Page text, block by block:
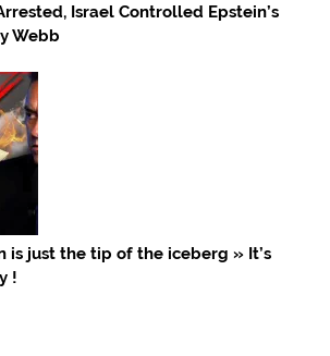
Israel Controlled Epstein’s
Webb
is just the tip of the iceberg » It’s
!